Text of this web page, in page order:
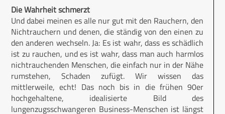
Die Wahrheit schmerzt
Und dabei meinen es alle nur gut mit den Rauchern, den
Nichtrauchern und denen, die ständig von den einen zu
den anderen wechseln. Ja: Es ist wahr, dass es schädlich
ist zu rauchen, und es ist wahr, dass man auch harmlos
nichtrauchenden Menschen, die einfach nur in der Nähe
rumstehen, Schaden zufügt. Wir wissen das
mittlerweile, echt! Das noch bis in die frühen 90er
hochgehaltene, idealisierte Bild des
lungenzugsschwangeren Business-Menschen ist längst